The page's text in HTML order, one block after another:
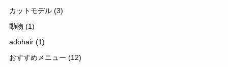
カットモデル (3)
動物 (1)
adohair (1)
おすすめメニュー (12)